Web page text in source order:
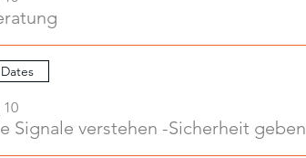
Signale verstehen -Sicherheit geben